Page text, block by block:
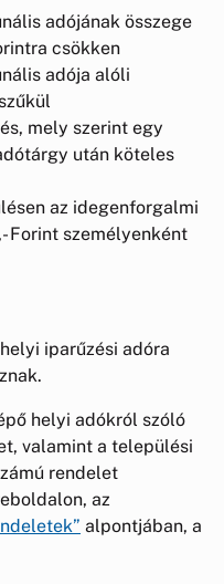
adójának összege
csökken
adója alóli
mely szerint egy
után köteles
az idegenforgalmi
Forint személyenként
iparűzési adóra
helyi adókról szóló
valamint a települési
rendelet
az
alpontjában, a